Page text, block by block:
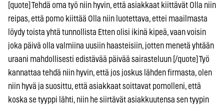
[quote] Tehdä oma työ niin hyvin, että asiakkaat kiittävät Olla niin
reipas, että pomo kiittää Olla niin luotettava, ettei maailmasta
löydy toista yhtä tunnollista Etten olisi ikinä kipeä, vaan voisin
joka päivä olla valmiina uusiin haasteisiin, jotten menetä yhtään
uraani mahdollisesti edistävää päivää sairasteluun [/quote] Työ
kannattaa tehdä niin hyvin, että jos joskus lähden firmasta, olen
niin hyvä ja suosittu, että asiakkaat soittavat pomolleni, että
koska se tyyppi lähti, niin he siirtävät asiakkuutensa sen tyypin